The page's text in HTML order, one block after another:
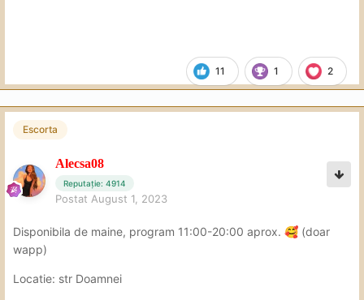
11 1 2
Escorta
Alecsa08
Reputație: 4914
Postat August 1, 2023
Disponibila de maine, program 11:00-20:00 aprox. 🥰 (doar
wapp)
Locatie: str Doamnei